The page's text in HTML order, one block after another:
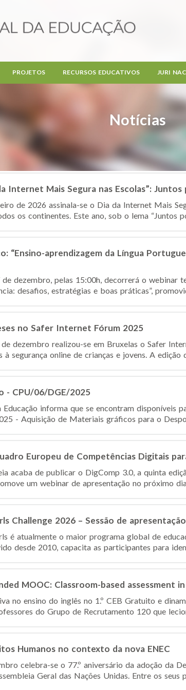
Notícias
PROJETOS RECURSOS EDUCATIVOS JURI
Internet Mais Segura nas Escolas”:
de 2026 assinala-se o Dia da Internet Mais
os continentes. Este ano, sob o lema “Juntos
“Ensino-aprendizagem da Língua
dezembro, pelas 15:00h, decorrerá o webinar
desafios, estratégias e boas práticas”,
no Safer Internet Fórum 2025
dezembro realizou-se em Bruxelas o Safer
à segurança online de crianças e jovens. A edição
- CPU/06/DGE/2025
informa que se encontram disponíveis
- Aquisição de Materiais gráficos para o
Europeu de Competências Digitais
acaba de publicar o DigComp 3.0, a quinta
um webinar de apresentação no próximo
Challenge 2026 – Sessão de
é atualmente o maior programa global de
desde 2010, capacita as participantes para
MOOC: Classroom-based assessment
no ensino do inglês no 1.º CEB Gratuito e
do Grupo de Recrutamento 120 que
Humanos no contexto da nova ENEC
celebra-se o 77.º aniversário da adoção da
Geral das Nações Unidas. Entre os seus